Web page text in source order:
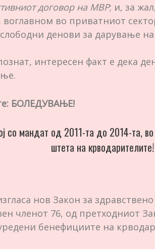
договор на МВР; и, за
воглавном во приватниот
денови за дарување
интересен факт е дека
БОЛЕДУВАЊЕ!
со мандат од 2011-та до 2014-та,
штета на крводарителите!
нов Закон за
членот 76, од претходниот
бенефициите на